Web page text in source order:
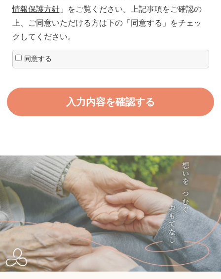
情報保護方針」をご覧ください。上記事項をご確認の
上、ご同意いただける方は下の「同意する」をチェッ
クしてください。
同意する